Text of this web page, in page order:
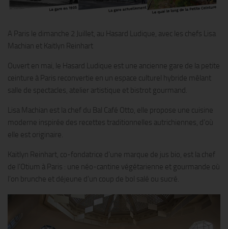
A Paris le dimanche 2 Juillet, au Hasard Ludique, avec les chefs Lisa
Machian et Kaitlyn Reinhart
Ouvert en mai, le Hasard Ludique est une ancienne gare de la petite
ceinture à Paris reconvertie en un espace culturel hybride mêlant
salle de spectacles, atelier artistique et bistrot gourmand.
Lisa Machian est la chef du Bal Café Otto, elle propose une cuisine
moderne inspirée des recettes traditionnelles autrichiennes, d’où
elle est originaire.
Kaitlyn Reinhart, co-fondatrice d’une marque de jus bio, est la chef
de l’Otium à Paris : une néo-cantine végétarienne et gourmande où
l’on brunche et déjeune d’un coup de bol salé ou sucré.